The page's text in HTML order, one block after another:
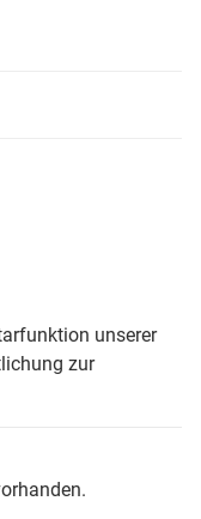
unserer
zur